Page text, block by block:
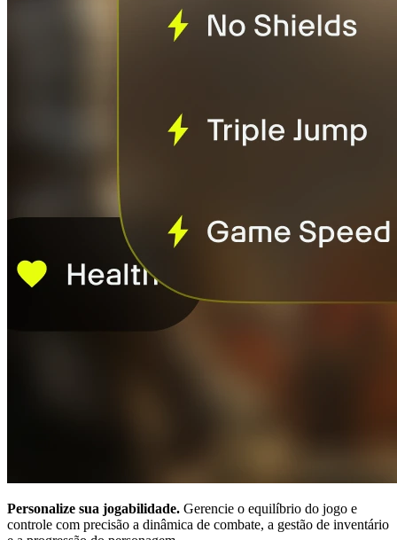
Personalize sua jogabilidade. Gerencie o equilíbrio do jogo e
controle com precisão a dinâmica de combate, a gestão de inventário